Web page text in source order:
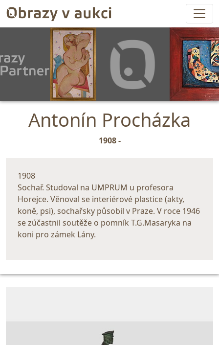
Antonín Procházka
1908 -
1908
Sochař. Studoval na UMPRUM u profesora
Horejce. Věnoval se interiérové plastice (akty,
koně, psi), sochařsky působil v Praze. V roce 1946
se zúčastnil soutěže o pomník T.G.Masaryka na
koni pro zámek Lány.